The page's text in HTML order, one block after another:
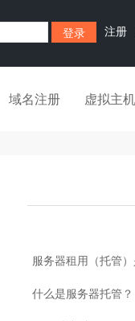
注册
域名注册 虚拟主机
服务器租用（托管
什么是服务器托管？